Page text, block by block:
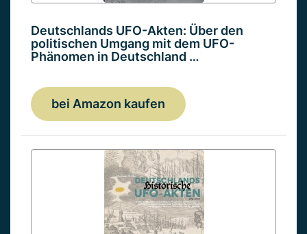
Deutschlands UFO-Akten: Über den
politischen Umgang mit dem UFO-
Phänomen in Deutschland …
bei Amazon kaufen